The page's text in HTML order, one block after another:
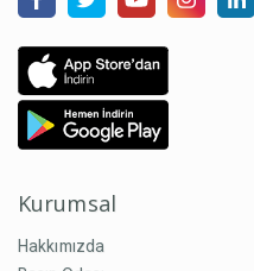
Kurumsal
Hakkımızda